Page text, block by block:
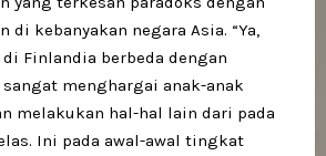
kebanyakan negara Asia. “Ya,
Finlandia berbeda dengan
menghargai anak-anak
melakukan hal-hal lain dari pada
Ini pada awal-awal tingkat